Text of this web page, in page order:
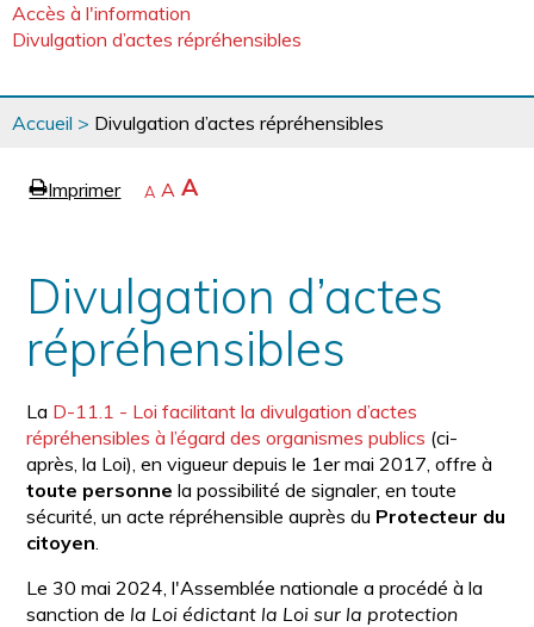
Accès à l'information
Divulgation d’actes répréhensibles
Vous
êtes
Accueil > Divulgation d’actes répréhensibles
eImprimerpageRétrécir
A Revenir
de
police
normale
A Agrandir
A
Divulgation d’actes
répréhensibles
La D-11.1 - Loi facilitant la divulgation d’actes
répréhensibles à l’égard des organismes publics (ci-
après, la Loi), en vigueur depuis le 1er mai 2017, offre à
toute personne la possibilité de signaler, en toute
sécurité, un acte répréhensible auprès du Protecteur du
citoyen.
Le 30 mai 2024, l'Assemblée nationale a procédé à la
sanction de la Loi édictant la Loi sur la protection